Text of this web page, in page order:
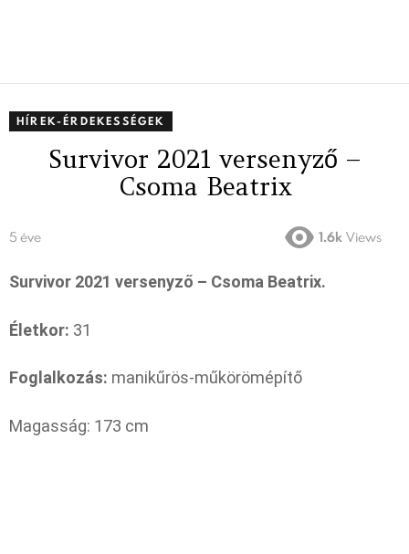
HÍREK-ÉRDEKESSÉGEK
Survivor 2021 versenyző –
Csoma Beatrix
5 éve 1.6k Views
Survivor 2021 versenyző – Csoma Beatrix.
Életkor: 31
Foglalkozás: manikűrös-műkörömépítő
Magasság: 173 cm